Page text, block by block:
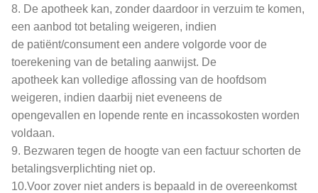
8. De apotheek kan, zonder daardoor in verzuim te komen,
een aanbod tot betaling weigeren, indien
de patiënt/consument een andere volgorde voor de
toerekening van de betaling aanwijst. De
apotheek kan volledige aflossing van de hoofdsom
weigeren, indien daarbij niet eveneens de
opengevallen en lopende rente en incassokosten worden
voldaan.
9. Bezwaren tegen de hoogte van een factuur schorten de
betalingsverplichting niet op.
10.Voor zover niet anders is bepaald in de overeenkomst